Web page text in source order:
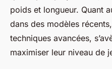
poids et longueur. Quant
dans des modèles
techniques avancées,
maximiser leur niveau de